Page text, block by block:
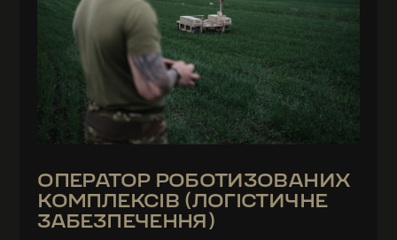
ОПЕРАТОР РОБОТИЗОВАНИХ
КОМПЛЕКСІВ (ЛОГІСТИЧНЕ
ЗАБЕЗПЕЧЕННЯ)